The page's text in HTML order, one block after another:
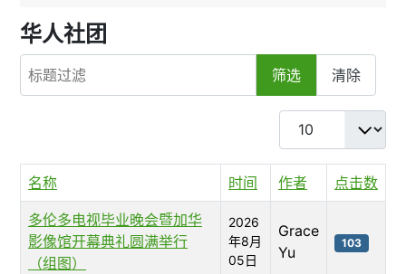
华人社团
标题过滤
筛选 清除
每页显示条数
名称 时间 作者 点击数
多伦多电视毕业晚会暨加华
影像馆开幕典礼圆满举行
（组图）
2026
年8月
05日
Grace
Yu
103